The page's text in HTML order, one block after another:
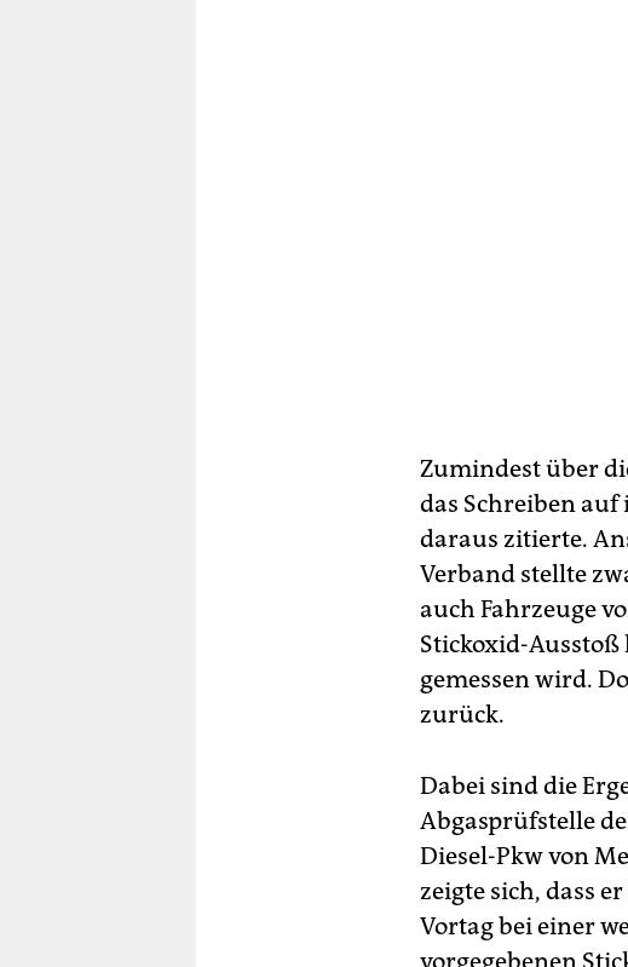
Zumindest über
das Schreiben
daraus zitierte.
Verband stellte
auch Fahrzeuge
Stickoxid-
gemessen wird.
zurück.
Dabei sind die
Abgasprüfstelle
Diesel-Pkw von
zeigte sich, dass
Vortag bei einer
vorgegebenen